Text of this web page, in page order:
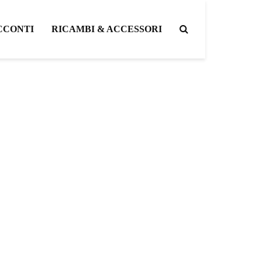
RICAMBI & ACCESSORI